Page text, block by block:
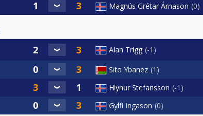
Magnús Grétar Árnason 0
Alan Trigg -1
Sito Ybanez 1
Hlynur Stefansson -1
Gylfi Ingason 0